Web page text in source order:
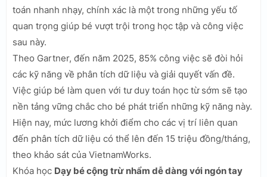
toán nhanh nhạy, chính xác là một trong những yếu tố
quan trọng giúp bé vượt trội trong học tập và công việc
sau này.
Theo Gartner, đến năm 2025, 85% công việc sẽ đòi hỏi
các kỹ năng về phân tích dữ liệu và giải quyết vấn đề.
Việc giúp bé làm quen với tư duy toán học từ sớm sẽ tạo
nền tảng vững chắc cho bé phát triển những kỹ năng này.
Hiện nay, mức lương khởi điểm cho các vị trí liên quan
đến phân tích dữ liệu có thể lên đến 15 triệu đồng/tháng,
theo khảo sát của VietnamWorks.
Khóa học Dạy bé cộng trừ nhẩm dễ dàng với ngón tay